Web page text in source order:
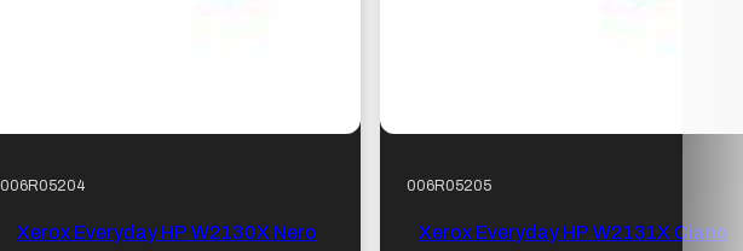
006R05204
Xerox Everyday HP W2130X Nero
006R05205
Xerox Everyday HP W2131X Ciano